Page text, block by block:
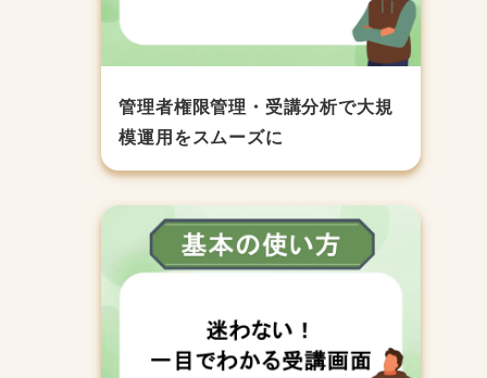
管理者権限管理・受講分析で大規
模運用をスムーズに